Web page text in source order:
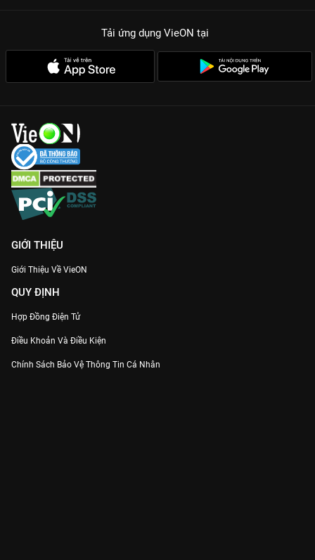
Tải ứng dụng VieON tại
GIỚI THIỆU
Giới Thiệu Về VieON
QUY ĐỊNH
Hợp Đồng Điện Tử
Điều Khoản Và Điều Kiện
Chính Sách Bảo Vệ Thông Tin Cá Nhân